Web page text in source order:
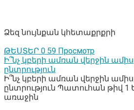
Ձեզ նույնքան կհետաքրքրի
ԹԵՍՏԵՐ 0 59 Просмотр
Ի՞նչ կբերի ամռան վերջին
ընտրություն
Ի՞նչ կբերի ամռան վերջին
ընտրություն Պատուհան թիվ 1
առաջին